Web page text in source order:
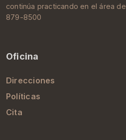
continúa practicando en el área de
879-8500
Oficina
Direcciones
Políticas
Cita